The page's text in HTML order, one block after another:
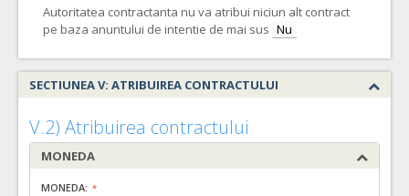
Autoritatea contractanta nu va atribui niciun alt contract
pe baza anuntului de intentie de mai sus Nu
SECTIUNEA V: ATRIBUIREA CONTRACTULUI
V.2) Atribuirea contractului
MONEDA
MONEDA: